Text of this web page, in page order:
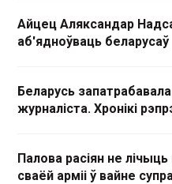
Айцец Аляксандар
аб'ядноўваць беларусаў
Беларусь
журналіста. Хронікі
Палова расіян не
сваёй арміі ў вайне